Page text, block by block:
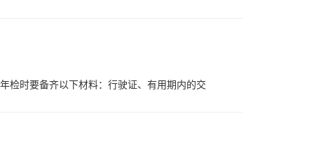
检时要备齐以下材料：行驶证、有用期内的交